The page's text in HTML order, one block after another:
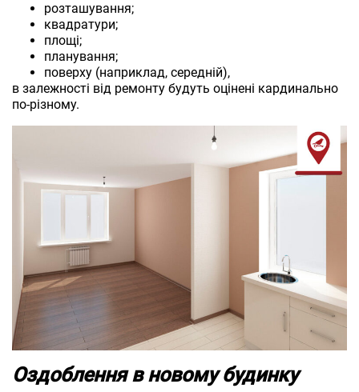
розташування;
квадратури;
площі;
планування;
поверху (наприклад, середній),
в залежності від ремонту будуть оцінені кардинально
по-різному.
Оздоблення в новому будинку